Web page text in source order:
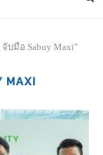
จับมือ Sabuy Maxi"
MAXI